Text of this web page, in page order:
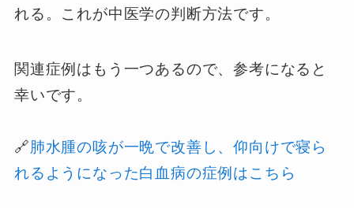
れる。これが中医学の判断方法です。
関連症例はもう一つあるので、参考になると
幸いです。
🔗肺水腫の咳が一晩で改善し、仰向けで寝ら
れるようになった白血病の症例はこちら